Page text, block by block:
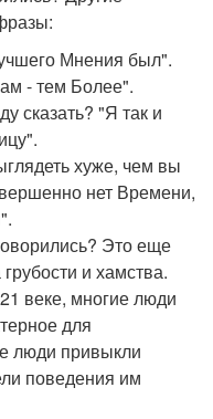
Мнения был".
- тем Более".
сказать? "Я так и
хуже, чем вы
нет Времени,
Это еще
и хамства.
веке, многие люди
для
люди привыкли
поведения им